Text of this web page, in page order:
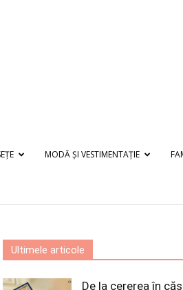
MODĂ ȘI VESTIMENTAȚIE
Ultimele articole
De la cererea în